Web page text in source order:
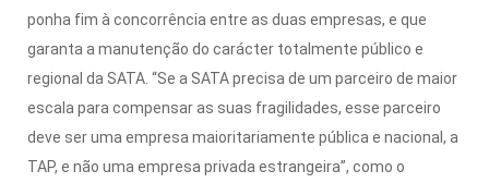
ponha fim à concorrência entre as duas empresas, e que
garanta a manutenção do carácter totalmente público e
regional da SATA. “Se a SATA precisa de um parceiro de maior
escala para compensar as suas fragilidades, esse parceiro
deve ser uma empresa maioritariamente pública e nacional, a
TAP, e não uma empresa privada estrangeira”, como o